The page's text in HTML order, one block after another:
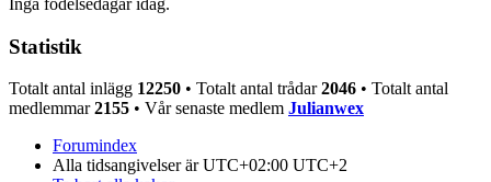
Statistik
Totalt antal inlägg 12250 • Totalt antal trådar2046 • Totalt antal
medlemmar2155 • Vår senaste medlem Julianwex
Forumindex
Alla tidsangivelser är UTC+02:00 UTC+2